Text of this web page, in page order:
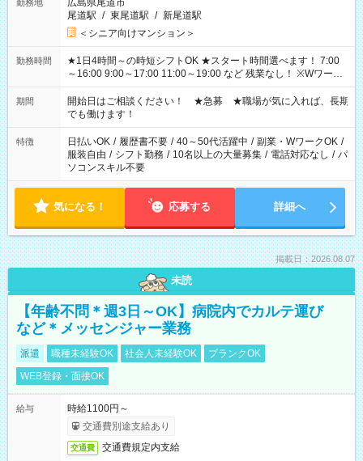
勤務地
広島県尾道市
尾道駅 / 東尾道駅 / 新尾道駅
＜シニア向けマンション＞
勤務時間
★1日4時間～の時短シフトOK ★スタート時間選べます！ 7:00
～16:00 9:00～17:00 11:00～19:00 など 残業なし！ ※Wワーク
の場合、他のお仕事と合わせ週40時間超の就業はご案内できま
せん ※法令に基づき、週20時間以上勤務は社会保険への加入対
象となります ※労働者派遣法（日雇い派遣の原則禁止）によ
り、短時間・短期間の就業はご案内が難しい場合があります
期間
開始日はご相談ください！ ★急募 ★職場が気に入れば、長期
でも働けます！
特徴 日払いOK / 履歴書不要 / 40～50代活躍中 / 副業・WワークOK /
服装自由 / シフト勤務 / 10名以上の大量募集 / 電話対応なし / パ
ソコンスキル不要
気になる！ 応募する 詳細へ
掲載日：2026.08.07
未読
【年齢不問＊週3日～OK】病院内でカルテ運び
など＊メッセンジャー業務
派遣 職種未経験OK 社会人未経験OK
ブランクOK
WEB登録・面接OK
給与
時給1100円～
交通費別途支給あり
交通費 交通費規定内支給